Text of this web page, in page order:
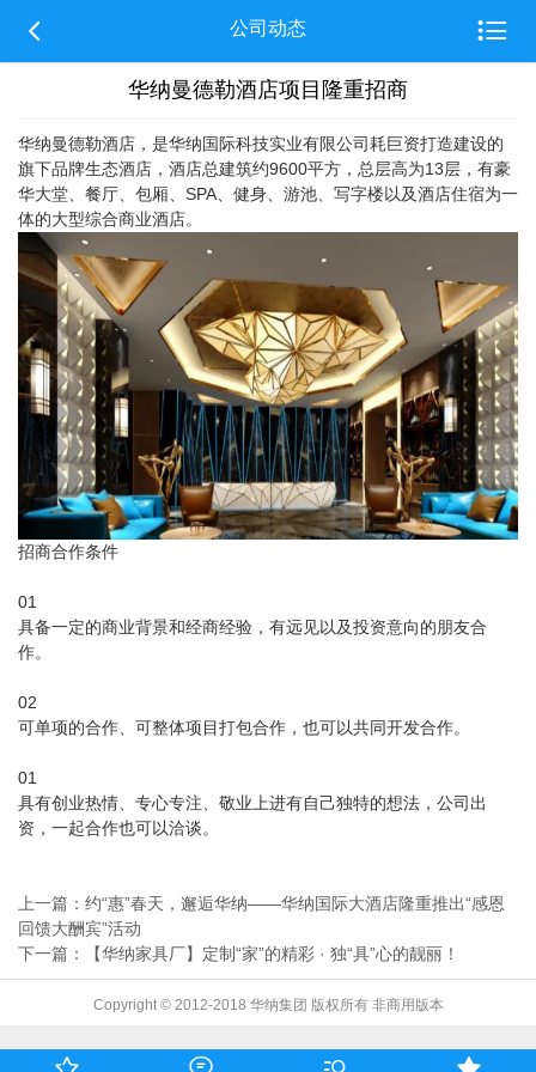
 公司动态 
华纳曼德勒酒店项目隆重招商
华纳曼德勒酒店，是华纳国际科技实业有限公司耗巨资打造建设的
旗下品牌生态酒店，酒店总建筑约9600平方，总层高为13层，有豪
华大堂、餐厅、包厢、SPA、健身、游池、写字楼以及酒店住宿为一
体的大型综合商业酒店。
招商合作条件
01
具备一定的商业背景和经商经验，有远见以及投资意向的朋友合
作。
02
可单项的合作、可整体项目打包合作，也可以共同开发合作。
01
具有创业热情、专心专注、敬业上进有自己独特的想法，公司出
资，一起合作也可以洽谈。
上一篇：约“惠”春天，邂逅华纳——华纳国际大酒店隆重推出“感恩
回馈大酬宾”活动
下一篇：【华纳家具厂】定制“家”的精彩 · 独“具”心的靓丽！
Copyright © 2012-2018 华纳集团 版权所有 非商用版本